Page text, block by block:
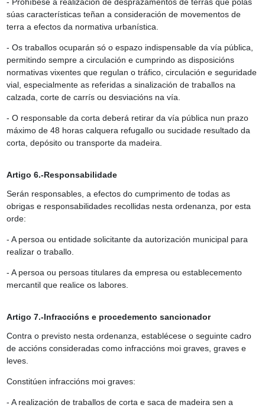
- Prohíbese a realización de desprazamentos de terras que polas
súas características teñan a consideración de movementos de
terra a efectos da normativa urbanística.
- Os traballos ocuparán só o espazo indispensable da vía pública,
permitindo sempre a circulación e cumprindo as disposicións
normativas vixentes que regulan o tráfico, circulación e seguridade
vial, especialmente as referidas a sinalización de traballos na
calzada, corte de carrís ou desviacións na vía.
- O responsable da corta deberá retirar da vía pública nun prazo
máximo de 48 horas calquera refugallo ou sucidade resultado da
corta, depósito ou transporte da madeira.
Artigo 6.-Responsabilidade
Serán responsables, a efectos do cumprimento de todas as
obrigas e responsabilidades recollidas nesta ordenanza, por esta
orde:
- A persoa ou entidade solicitante da autorización municipal para
realizar o traballo.
- A persoa ou persoas titulares da empresa ou establecemento
mercantil que realice os labores.
Artigo 7.-Infraccións e procedemento sancionador
Contra o previsto nesta ordenanza, establécese o seguinte cadro
de accións consideradas como infraccións moi graves, graves e
leves.
Constitúen infraccións moi graves:
- A realización de traballos de corta e saca de madeira sen a